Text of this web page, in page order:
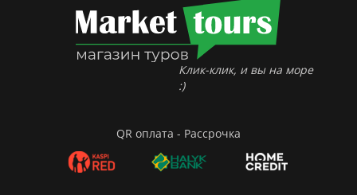
Клик-клик, и вы на море
:)
QR оплата - Рассрочка